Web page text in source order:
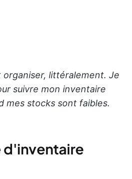
littéralement. Je
suivre mon inventaire
mes stocks sont faibles.
d'inventaire